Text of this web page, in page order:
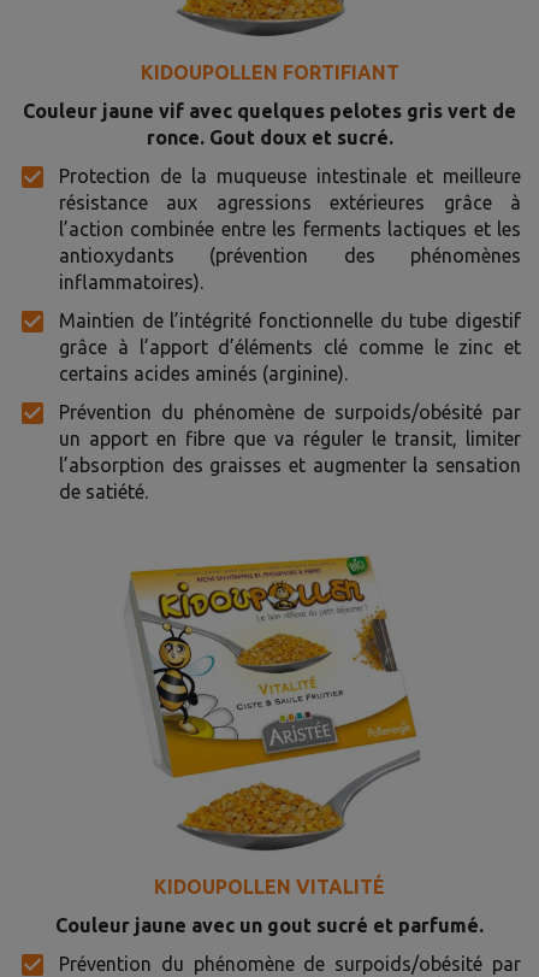
KIDOUPOLLEN FORTIFIANT
Couleur jaune vif avec quelques pelotes gris vert de
ronce. Gout doux et sucré.
Protection de la muqueuse intestinale et meilleure
résistance aux agressions extérieures grâce à
l’action combinée entre les ferments lactiques et les
antioxydants (prévention des phénomènes
inflammatoires).
Maintien de l’intégrité fonctionnelle du tube digestif
grâce à l’apport d’éléments clé comme le zinc et
certains acides aminés (arginine).
Prévention du phénomène de surpoids/obésité par
un apport en fibre que va réguler le transit, limiter
l’absorption des graisses et augmenter la sensation
de satiété.
KIDOUPOLLEN VITALITÉ
Couleur jaune avec un gout sucré et parfumé.
Prévention du phénomène de surpoids/obésité par